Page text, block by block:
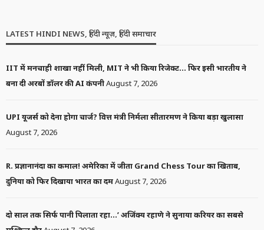
LATEST HINDI NEWS, हिंदी न्यूज़, हिंदी समाचार
IIT में मनचाही शाखा नहीं मिली, MIT ने भी किया रिजेक्ट… फिर इसी भारतीय ने
बना दी अरबों डॉलर की AI कंपनीAugust 7, 2026
UPI यूजर्स को देना होगा चार्ज? वित्त मंत्री निर्मला सीतारमण ने किया बड़ा खुलासा
August 7, 2026
R. प्रज्ञानानंदा का कमाल! अमेरिका में जीता Grand Chess Tour का खिताब,
दुनिया को फिर दिखाया भारत का दमAugust 7, 2026
दो साल तक सिर्फ पानी पिलाता रहा…’ अजिंक्य रहाणे ने सुनाया करियर का सबसे